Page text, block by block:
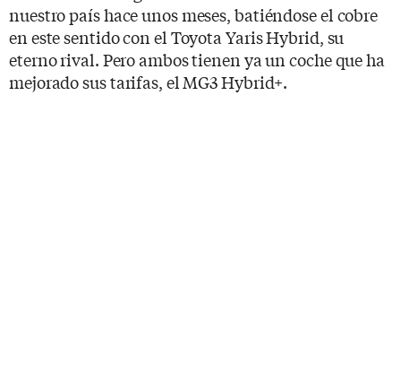
nuestro país hace unos meses, batiéndose el cobre
en este sentido con el Toyota Yaris Hybrid, su
eterno rival. Pero ambos tienen ya un coche que ha
mejorado sus tarifas, el MG3 Hybrid+.